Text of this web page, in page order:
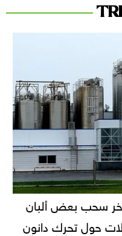
سحب بعض ألبان
حول تحرك دانون